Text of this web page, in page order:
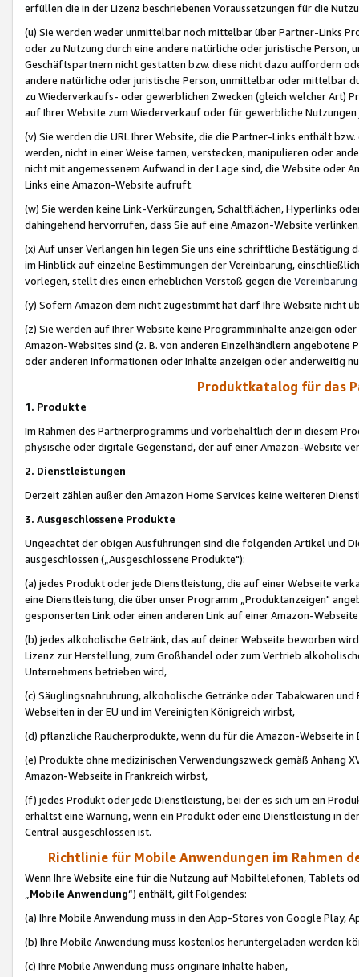
erfüllen die in der Lizenz beschriebenen Voraussetzungen für die
(u) Sie werden weder unmittelbar noch mittelbar über Partner-Links
oder zu Nutzung durch eine andere natürliche oder juristische
Geschäftspartnern nicht gestatten bzw. diese nicht dazu auffordern
andere natürliche oder juristische Person, unmittelbar oder mittelbar
zu Wiederverkaufs- oder gewerblichen Zwecken (gleich welcher Art)
auf Ihrer Website zum Wiederverkauf oder für gewerbliche
(v) Sie werden die URL Ihrer Website, die die Partner-Links enthält
werden, nicht in einer Weise tarnen, verstecken, manipulieren oder
nicht mit angemessenem Aufwand in der Lage sind, die Website oder
Links eine Amazon-Website aufruft.
(w) Sie werden keine Link-Verkürzungen, Schaltflächen, Hyperlinks
dahingehend hervorrufen, dass Sie auf eine Amazon-Website
(x) Auf unser Verlangen hin legen Sie uns eine schriftliche
im Hinblick auf einzelne Bestimmungen der Vereinbarung,
vorlegen, stellt dies einen erheblichen Verstoß gegen die Vereinbarung
(y) Sofern Amazon dem nicht zugestimmt hat darf Ihre Website nicht
(z) Sie werden auf Ihrer Website keine Programminhalte anzeigen
Amazon-Websites sind (z. B. von anderen Einzelhändlern
oder anderen Informationen oder Inhalte anzeigen oder anderweitig
Produktkatalog für das
1. Produkte
Im Rahmen des Partnerprogramms und vorbehaltlich der in diesem
physische oder digitale Gegenstand, der auf einer Amazon-Website
2. Dienstleistungen
Derzeit zählen außer den Amazon Home Services keine weiteren
3. Ausgeschlossene Produkte
Ungeachtet der obigen Ausführungen sind die folgenden Artikel und
ausgeschlossen („Ausgeschlossene Produkte"):
(a) jedes Produkt oder jede Dienstleistung, die auf einer Webseite
eine Dienstleistung, die über unser Programm „Produktanzeigen"
gesponserten Link oder einen anderen Link auf einer Amazon-
(b) jedes alkoholische Getränk, das auf deiner Webseite beworben
Lizenz zur Herstellung, zum Großhandel oder zum Vertrieb
Unternehmens betrieben wird,
(c) Säuglingsnahruhrung, alkoholische Getränke oder Tabakwaren
Webseiten in der EU und im Vereinigten Königreich wirbst,
(d) pflanzliche Raucherprodukte, wenn du für die Amazon-Webseite in
(e) Produkte ohne medizinischen Verwendungszweck gemäß Anhang
Amazon-Webseite in Frankreich wirbst,
(f) jedes Produkt oder jede Dienstleistung, bei der es sich um ein
erhältst eine Warnung, wenn ein Produkt oder eine Dienstleistung in
Central ausgeschlossen ist.
Richtlinie für Mobile Anwendungen im Rahmen
Wenn Ihre Website eine für die Nutzung auf Mobiltelefonen, Tablets
„Mobile Anwendung“) enthält, gilt Folgendes:
(a) Ihre Mobile Anwendung muss in den App-Stores von Google Play,
(b) Ihre Mobile Anwendung muss kostenlos heruntergeladen werden
(c) Ihre Mobile Anwendung muss originäre Inhalte haben,